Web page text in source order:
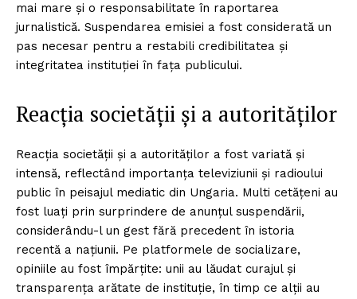
mai mare și o responsabilitate în raportarea
jurnalistică. Suspendarea emisiei a fost considerată un
pas necesar pentru a restabili credibilitatea și
integritatea instituției în fața publicului.
Reacția societății și a autorităților
Reacția societății și a autorităților a fost variată și
intensă, reflectând importanța televiziunii și radioului
public în peisajul mediatic din Ungaria. Multi cetățeni au
fost luați prin surprindere de anunțul suspendării,
considerându-l un gest fără precedent în istoria
recentă a națiunii. Pe platformele de socializare,
opiniile au fost împărțite: unii au lăudat curajul și
transparența arătate de instituție, în timp ce alții au